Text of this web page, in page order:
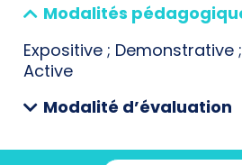
Modalités
Expositive ; Demonstrative
Active
Modalité d’évaluation